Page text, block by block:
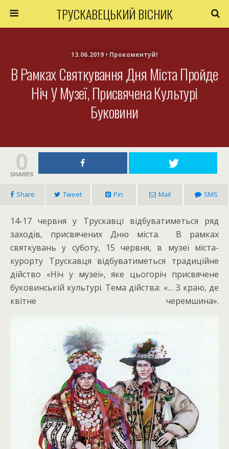
ТРУСКАВЕЦЬКИЙ ВІСНИК
13.06.2019 • Прокоментуй!
В Рамках Святкування Дня Міста Пройде
Ніч У Музеї, Присвячена Культурі
Буковини
0
SHARES
Share Tweet Pin Mail SMS
14-17 червня у Трускавці відбуватиметься ряд
заходів, присвячених Дню міста. В рамках
святкувань у суботу, 15 червня, в музеї міста-
курорту Трускавця відбуватиметься традиційне
дійство «Ніч у музеї», яке цьогоріч присвячене
буковинській культурі. Тема дійства: «… З краю, де
квітне черемшина».